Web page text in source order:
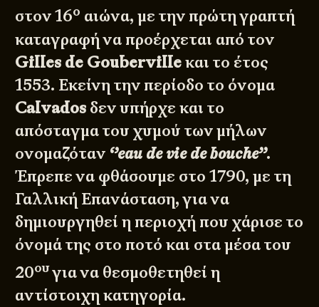
στον 16ο αιώνα, με την πρώτη γραπτή
καταγραφή να προέρχεται από τον
Gilles de Goubervilleκαι το έτος
1553. Εκείνη την περίοδο το όνομα
Calvados δεν υπήρχε και το
απόσταγμα του χυμού των μήλων
ονομαζόταν ‘’eau de vie de bouche’’.
Έπρεπε να φθάσουμε στο 1790, με τη
Γαλλική Επανάσταση, για να
δημιουργηθεί η περιοχή που χάρισε το
όνομά της στο ποτό και στα μέσα του
20ουγια να θεσμοθετηθεί η
αντίστοιχη κατηγορία.